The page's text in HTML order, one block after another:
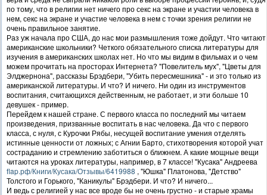
по тому, что в религии нет ничего про секс на экране и участии человека в
нем, секс на экране и участие человека в нем с точки зрения религии не
очень правильное занятие.
Раз уж начала про США, до нас мои размышления тоже дойдут. Что читают
американские школьники? Четкого обязательного списка литературы для
изучения в американских школах нет. Но что мы видим в фильмах и о чем
можем прочитать на просторах Интернета? "Повелитель мух", "Цветы для
Элджернона", рассказы Брэдбери, "Убить пересмешника" - и это только из
американской литературы. И что? И ничего. Ни один из инструментов
воспитания, считающихся действенным, не работает, и эти больше 10
девушек - пример.
Перейдем к нашей стране. С первого класса по последний мы читаем
произведения, призванные воспитать в нас человека. Да что с первого
класса, с нуля, с Курочки Рябы, несущей воспитание умения отделять
истинные ценности от ложных; с Агнии Барто, стихотворения которой учат
состраданию и стремлению заботиться о ближнем. А какие мощные вещи
читаются на уроках литературы, например, в 7 классе! "Кусака" Андреева
flap.рф/Книги/Кусака/Отзывы/6419988 , "Юшка" Платонова, "Детство"
Толстого и Горького, "Каникулы" Брэдбери. И что? И ничего...
И ведь с религией у нас все вроде бы не очень грустно - и старые храмы